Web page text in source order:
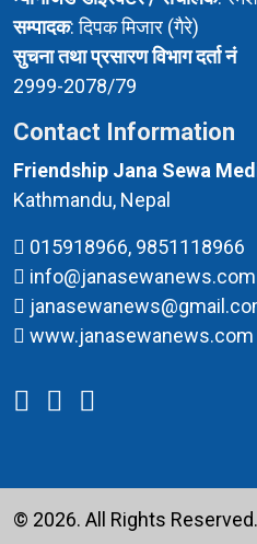
सम्पादक: दिपक मिजार (गैरे)
सुचना तथा प्रसारण विभाग दर्ता नं
2999-2078/79
Contact Information
Friendship Jana Sewa
Kathmandu, Nepal
015918966, 9851118966
info@janasewanews.com
www.janasewanews.com
© 2026. All Rights Reserved.